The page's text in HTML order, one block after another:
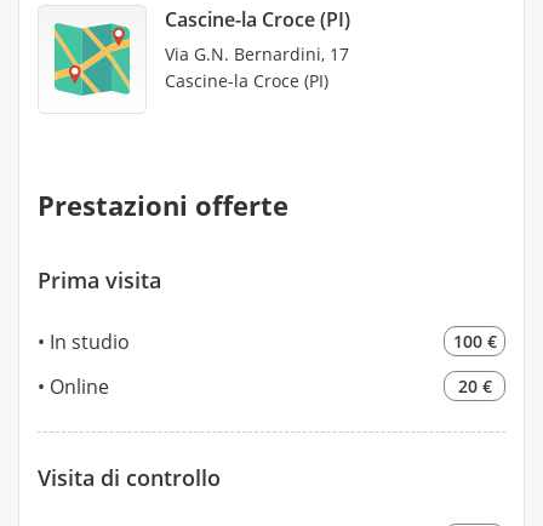
Cascine-la Croce (PI)
Via G.N. Bernardini, 17
Cascine-la Croce (PI)
Prestazioni offerte
Prima visita
In studio 100 €
Online 20 €
Visita di controllo